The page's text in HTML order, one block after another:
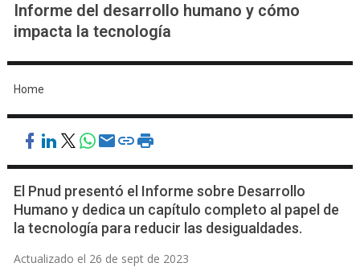
Informe del desarrollo humano y cómo
impacta la tecnología
Home
El Pnud presentó el Informe sobre Desarrollo
Humano y dedica un capítulo completo al papel de
la tecnología para reducir las desigualdades.
Actualizado el 26 de sept de 2023